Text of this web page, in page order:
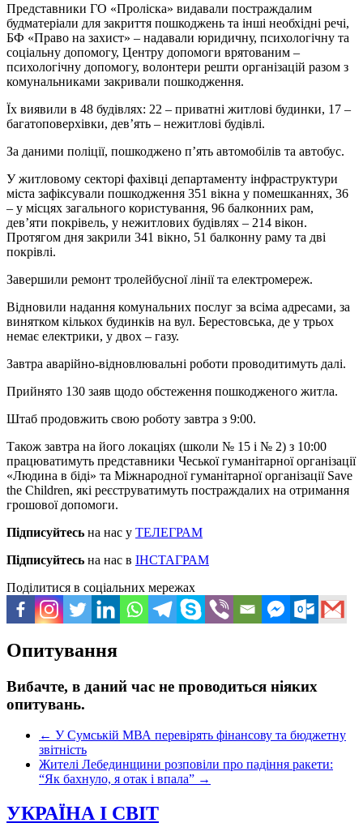
Представники ГО «Проліска» видавали постраждалим
будматеріали для закриття пошкоджень та інші необхідні речі,
БФ «Право на захист» – надавали юридичну, психологічну та
соціальну допомогу, Центру допомоги врятованим –
психологічну допомогу, волонтери решти організацій разом з
комунальниками закривали пошкодження.
Їх виявили в 48 будівлях: 22 – приватні житлові будинки, 17 –
багатоповерхівки, дев’ять – нежитлові будівлі.
За даними поліції, пошкоджено п’ять автомобілів та автобус.
У житловому секторі фахівці департаменту інфраструктури
міста зафіксували пошкодження 351 вікна у помешканнях, 36
– у місцях загального користування, 96 балконних рам,
дев’яти покрівель, у нежитлових будівлях – 214 вікон.
Протягом дня закрили 341 вікно, 51 балконну раму та дві
покрівлі.
Завершили ремонт тролейбусної лінії та електромереж.
Відновили надання комунальних послуг за всіма адресами, за
винятком кількох будинків на вул. Берестовська, де у трьох
немає електрики, у двох – газу.
Завтра аварійно-відновлювальні роботи проводитимуть далі.
Прийнято 130 заяв щодо обстеження пошкодженого житла.
Штаб продовжить свою роботу завтра з 9:00.
Також завтра на його локаціях (школи № 15 і № 2) з 10:00
працюватимуть представники Чеської гуманітарної організації
«Людина в біді» та Міжнародної гуманітарної організації Save
the Children, які реєструватимуть постраждалих на отримання
грошової допомоги.
Підписуйтесь на нас у ТЕЛЕГРАМ
Підписуйтесь на нас в ІНСТАГРАМ
Поділитися в соціальних мережах
Опитування
Вибачте, в даний час не проводиться ніяких
опитувань.
← У Сумській МВА перевірять фінансову та бюджетну
звітність
Жителі Лебединщини розповіли про падіння ракети:
“Як бахнуло, я отак і впала” →
УКРАЇНА І СВІТ